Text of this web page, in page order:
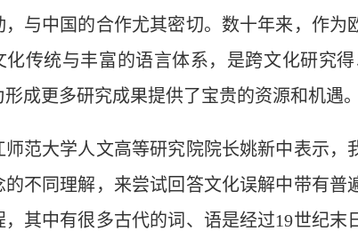
，与中国的合作尤其密切。数十年来，作
化传统与丰富的语言体系，是跨文化研究
成更多研究成果提供了宝贵的资源和机遇。
大学人文高等研究院院长姚新中表示，
的不同理解，来尝试回答文化误解中带有
，其中有很多古代的词、语是经过19世纪